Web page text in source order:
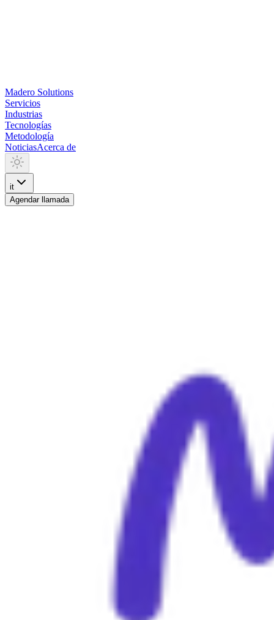
Madero Solutions
Servicios
Industrias
Tecnologías
Metodología
NoticiasAcerca de
it
Agendar llamada